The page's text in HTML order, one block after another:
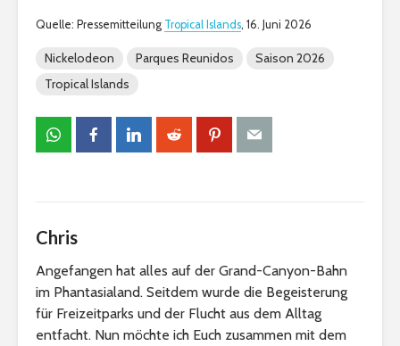
Quelle: Pressemitteilung Tropical Islands, 16. Juni 2026
Nickelodeon Parques Reunidos
Saison 2026
Tropical Islands
Chris
Angefangen hat alles auf der Grand-Canyon-Bahn
im Phantasialand. Seitdem wurde die Begeisterung
für Freizeitparks und der Flucht aus dem Alltag
entfacht. Nun möchte ich Euch zusammen mit dem